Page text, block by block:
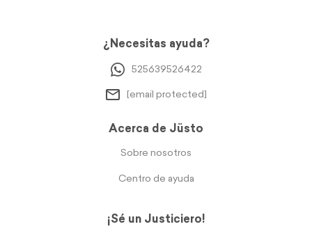
¿Necesitas ayuda?
525639526422
[email protected]
Acerca de Jüsto
Sobre nosotros
Centro de ayuda
¡Sé un Justiciero!